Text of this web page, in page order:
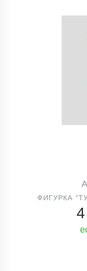
ФИГУРКА